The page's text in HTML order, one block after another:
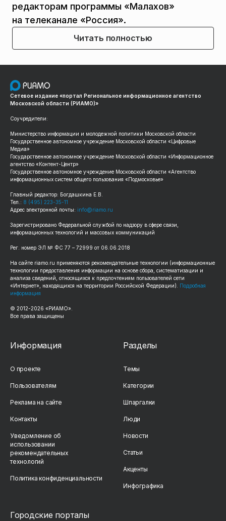
редакторам программы «Малахов»
на телеканале «Россия».
Читать полностью
Сетевое издание «портал Региональное информационное агентство
Московской области (РИАМО)»
Соучредители:
Министерство информации и молодежной политики Московской области
Государственное автономное учреждение Московской области «Цифровые
Медиа»
Государственное автономное учреждение Московской области «Информационное
агентство «Контент-Центр»
Государственное автономное учреждение Московской области «Агентство
информационных систем общего пользования «Подмосковье»
Главный редактор: Богдашкина Е.В.
Тел.: 8 (495) 223-35-11
Адрес электронной почты: info@riamo.ru
Зарегистрировано Федеральной службой по надзору в сфере связи,
информационных технологий и массовых коммуникаций
Рег. номер ЭЛ № ФС 77 – 72999 от 06.06.2018
На сайте riamo.ru применяются рекомендательные технологии (информационные
технологии предоставления информации на основе сбора, систематизации и
анализа сведений, относящихся к предпочтениям пользователей сети
«Интернет», находящихся на территории Российской Федерации). Подробная
информация
© 2012-2026 «РИАМО».
Все права защищены
Информация
О проекте
Пользователям
Реклама на сайте
Контакты
Уведомление об
использовании
рекомендательных
технологий
Политика конфиденциальности
Разделы
Темы
Категории
Шпаргалки
Люди
Новости
Статьи
Акценты
Инфографика
Городские порталы